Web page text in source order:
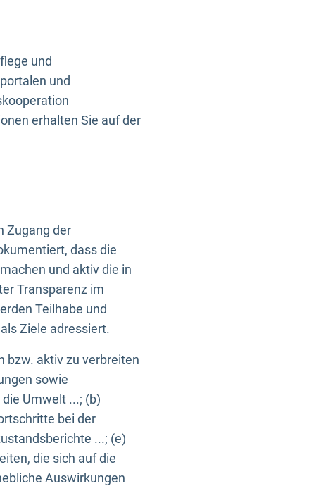
und
und
erhalten Sie auf der
Zugang der
dass die
und aktiv die in
Transparenz im
Teilhabe und
Ziele adressiert.
bzw. aktiv zu verbreiten
sowie
Umwelt ...; (b)
bei der
...; (e)
die sich auf die
Auswirkungen